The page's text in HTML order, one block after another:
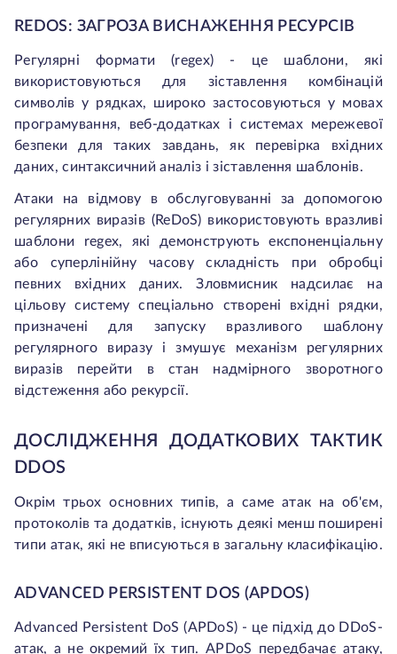
REDOS: ЗАГРОЗА ВИСНАЖЕННЯ РЕСУРСІВ
Регулярні формати (regex) - це шаблони, які
використовуються для зіставлення комбінацій
символів у рядках, широко застосовуються у мовах
програмування, веб-додатках і системах мережевої
безпеки для таких завдань, як перевірка вхідних
даних, синтаксичний аналіз і зіставлення шаблонів.
Атаки на відмову в обслуговуванні за допомогою
регулярних виразів (ReDoS) використовують вразливі
шаблони regex, які демонструють експоненціальну
або суперлінійну часову складність при обробці
певних вхідних даних. Зловмисник надсилає на
цільову систему спеціально створені вхідні рядки,
призначені для запуску вразливого шаблону
регулярного виразу і змушує механізм регулярних
виразів перейти в стан надмірного зворотного
відстеження або рекурсії.
ДОСЛІДЖЕННЯ ДОДАТКОВИХ ТАКТИК
DDOS
Окрім трьох основних типів, а саме атак на об'єм,
протоколів та додатків, існують деякі менш поширені
типи атак, які не вписуються в загальну класифікацію.
ADVANCED PERSISTENT DOS (APDOS)
Advanced Persistent DoS (APDoS) - це підхід до DDoS-
атак, а не окремий їх тип. APDoS передбачає атаку,